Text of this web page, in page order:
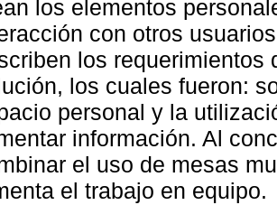
los elementos
con otros
los requerimientos
los cuales fueron:
personal y la
información. Al
el uso de mesas
el trabajo en equipo.